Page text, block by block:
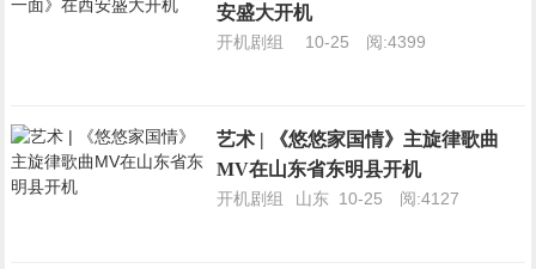
安盛大开机
开机剧组 10-25 阅:4399
艺术 | 《悠悠家国情》主旋律歌曲
MV在山东省东明县开机
开机剧组 山东 10-25 阅:4127